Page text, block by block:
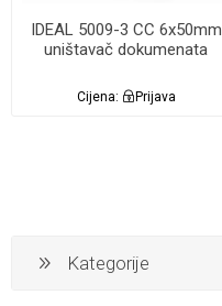
IDEAL 5009-3 CC 6x50mm
uništavač dokumenata
Cijena: Prijava
Kategorije